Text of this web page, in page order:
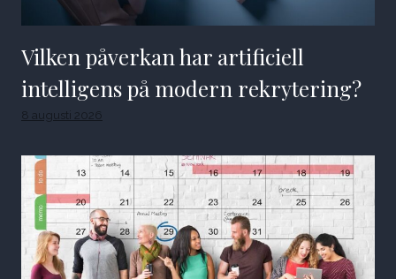
Vilken påverkan har artificiell
intelligens på modern rekrytering?
8 augusti 2026